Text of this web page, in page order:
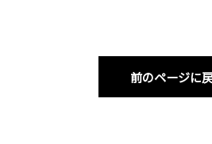
前のページに